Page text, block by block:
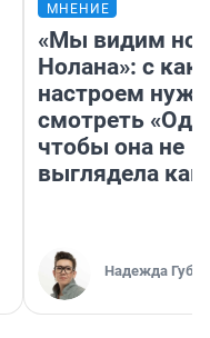
МНЕНИЕ
«Мы видим
Нолана»: с
настроем
смотреть
чтобы она не
выглядела как
Надежда